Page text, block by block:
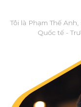
Tôi là Phạm Thế
Quốc tế -